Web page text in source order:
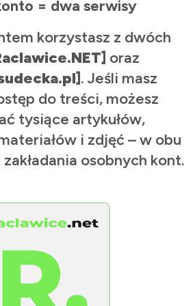
= dwa serwisy
korzystasz z dwóch
oraz
. Jeśli masz
do treści, możesz
tysiące artykułów,
i zdjęć – w obu
osobnych kont.